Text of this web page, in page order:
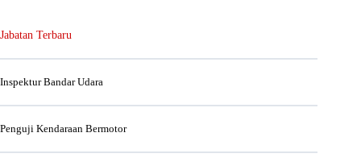
Jabatan Terbaru
Inspektur Bandar Udara
Penguji Kendaraan Bermotor